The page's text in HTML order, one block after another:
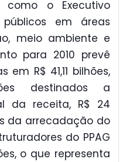
o Executivo
em áreas
meio ambiente e
para 2010 prevê
R$ 41,11 bilhões,
destinados a
da receita, R$ 24
da arrecadação do
do PPAG
o que representa